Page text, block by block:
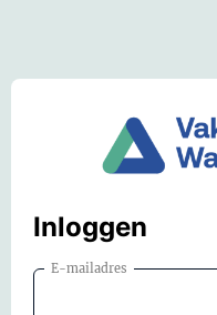
Inloggen
E-mailadres